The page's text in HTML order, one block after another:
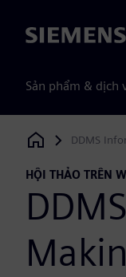
Siemens
Sản phẩm & dịch
Siemens Digital
DDMS
HỘI THẢO TRÊN